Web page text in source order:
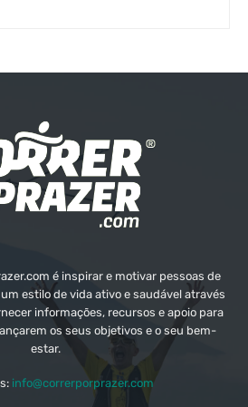
é inspirar e motivar pessoas de
estilo de vida ativo e saudável através
informações, recursos e apoio para
os seus objetivos e o seu bem-
estar.
info@correrporprazer.com